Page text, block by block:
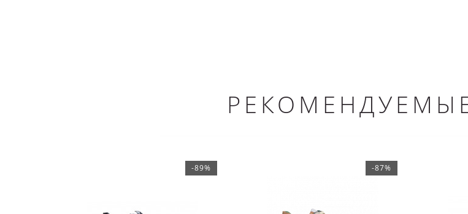
-89% -87%